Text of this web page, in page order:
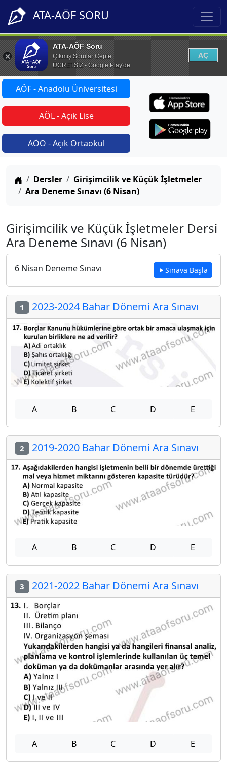
ATA-AÖF SORU
ATA-AÖF Soru
Çıkmış Sorular Cepte
ÜCRETSİZ - Google Play'de
AÇ
AÖF - Anadolu Üniversitesi
AÖL - Açık Lise
AÖO - Açık Ortaokul
Anasayfa
Dersler
Girişimcilik ve Küçük İşletmeler
Ara Deneme Sınavı (6 Nisan)
Girişimcilik ve Küçük İşletmeler Dersi
Ara Deneme Sınavı (6 Nisan)
6 Nisan Deneme Sınavı Sınava Başla
1 2023-2024 Bahar Dönemi Ara Sınavı
A B C D E
2 2019-2020 Bahar Dönemi Ara Sınavı
A B C D E
3 2021-2022 Bahar Dönemi Ara Sınavı
A B C D E